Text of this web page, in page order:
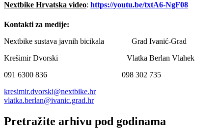
Nextbike Hrvatska video: https://youtu.be/txtA6-NgF08
Kontakti za medije:
Nextbike sustava javnih bicikala Grad Ivanić-Grad
Krešimir Dvorski Vlatka Berlan Vlahek
091 6300 836 098 302 735
kresimir.dvorski@nextbike.hr
vlatka.berlan@ivanic.grad.hr
Pretražite arhivu pod godinama